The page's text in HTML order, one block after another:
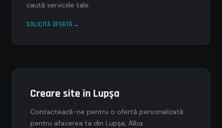
caută serviciile tale.
SOLICITĂ OFERTĂ
Creare site în Lupşa
Contactează-ne pentru o ofertă personalizată
pentru afacerea ta din Lupşa, Alba.